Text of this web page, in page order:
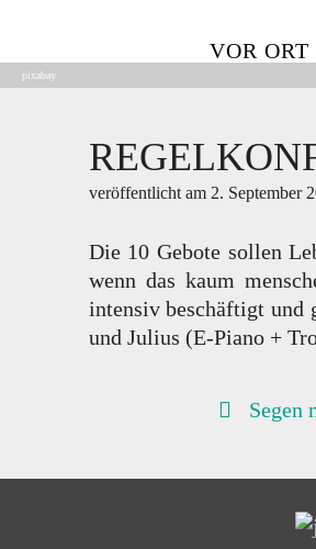
content
VOR ORT
pixabay
veröffentlicht am 2. September
Die 10 Gebote sollen
wenn das kaum
intensiv beschäftigt und
und Julius (E-Piano +
BEITRAGSNAVIGATION
Segen